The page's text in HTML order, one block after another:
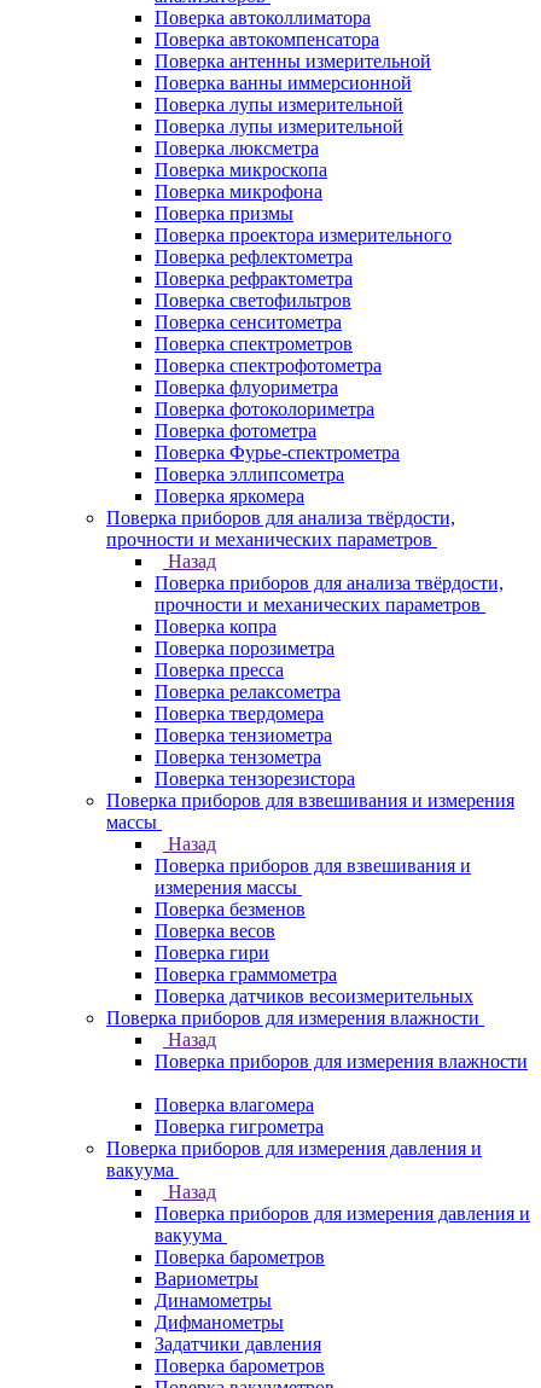
Поверка автоколлиматора
Поверка автокомпенсатора
Поверка антенны измерительной
Поверка ванны иммерсионной
Поверка лупы измерительной
Поверка лупы измерительной
Поверка люксметра
Поверка микроскопа
Поверка микрофона
Поверка призмы
Поверка проектора измерительного
Поверка рефлектометра
Поверка рефрактометра
Поверка светофильтров
Поверка сенситометра
Поверка спектрометров
Поверка спектрофотометра
Поверка флуориметра
Поверка фотоколориметра
Поверка фотометра
Поверка Фурье-спектрометра
Поверка эллипсометра
Поверка яркомера
Поверка приборов для анализа твёрдости,
прочности и механических параметров
Назад
Поверка приборов для анализа твёрдости,
прочности и механических параметров
Поверка копра
Поверка порозиметра
Поверка пресса
Поверка релаксометра
Поверка твердомера
Поверка тензиометра
Поверка тензометра
Поверка тензорезистора
Поверка приборов для взвешивания и измерения
массы
Назад
Поверка приборов для взвешивания и
измерения массы
Поверка безменов
Поверка весов
Поверка гири
Поверка граммометра
Поверка датчиков весоизмерительных
Поверка приборов для измерения влажности
Назад
Поверка приборов для измерения влажности
Поверка влагомера
Поверка гигрометра
Поверка приборов для измерения давления и
вакуума
Назад
Поверка приборов для измерения давления и
вакуума
Поверка барометров
Вариометры
Динамометры
Дифманометры
Задатчики давления
Поверка барометров